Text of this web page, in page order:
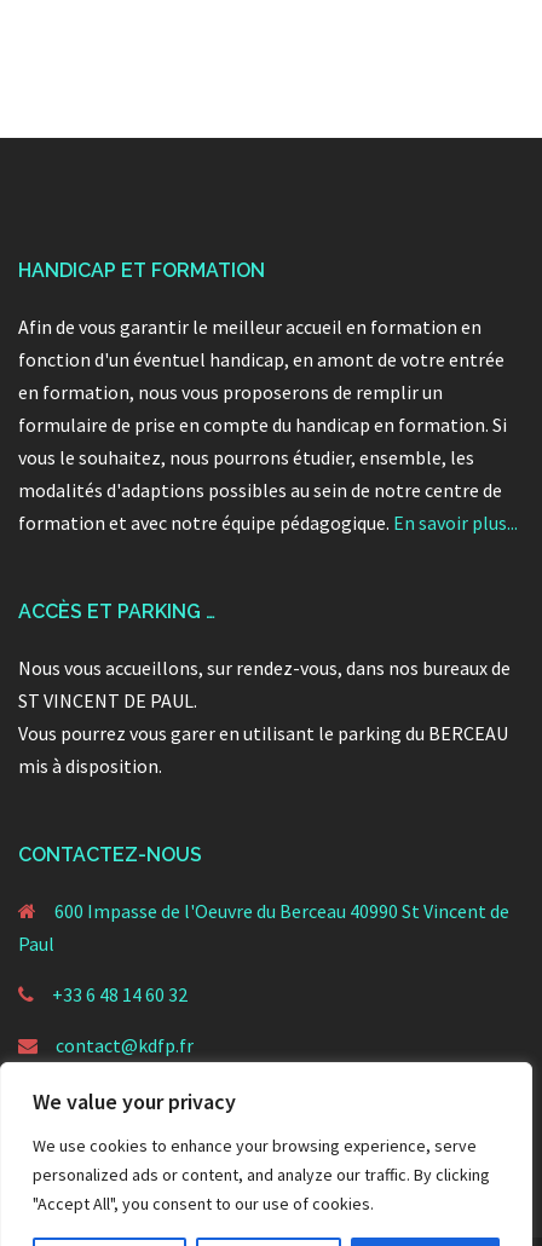
We value your privacy
We use cookies to enhance your browsing experience, serve
personalized ads or content, and analyze our traffic. By clicking
"Accept All", you consent to our use of cookies.
HANDICAP ET FORMATION
Afin de vous garantir le meilleur accueil en formation en
fonction d'un éventuel handicap, en amont de votre entrée
en formation, nous vous proposerons de remplir un
formulaire de prise en compte du handicap en formation. Si
vous le souhaitez, nous pourrons étudier, ensemble, les
modalités d'adaptions possibles au sein de notre centre de
formation et avec notre équipe pédagogique. En savoir plus...
ACCÈS ET PARKING …
Nous vous accueillons, sur rendez-vous, dans nos bureaux de
ST VINCENT DE PAUL.
Vous pourrez vous garer en utilisant le parking du BERCEAU
mis à disposition.
CONTACTEZ-NOUS
600 Impasse de l'Oeuvre du Berceau 40990 St Vincent de
Paul
+33 6 48 14 60 32
contact@kdfp.fr